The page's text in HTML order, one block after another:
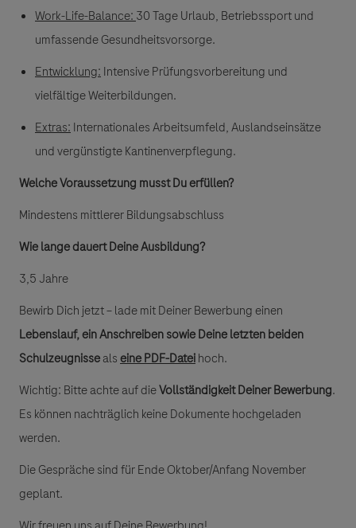
Work-Life-Balance: 30 Tage Urlaub, Betriebssport und
umfassende Gesundheitsvorsorge.
Entwicklung: Intensive Prüfungsvorbereitung und
vielfältige Weiterbildungen.
Extras: Internationales Arbeitsumfeld, Auslandseinsätze
und vergünstigte Kantinenverpflegung.
Welche Voraussetzung musst Du erfüllen?
Mindestens mittlerer Bildungsabschluss
Wie lange dauert Deine Ausbildung?
3,5 Jahre
Bewirb Dich jetzt – lade mit Deiner Bewerbung einen
Lebenslauf, ein Anschreiben sowie Deine letzten beiden
Schulzeugnissealseine PDF-Dateihoch.
Wichtig: Bitte achte auf dieVollständigkeit Deiner Bewerbung.
Es können nachträglich keine Dokumente hochgeladen
werden.
Die Gespräche sind für Ende Oktober/Anfang November
geplant.